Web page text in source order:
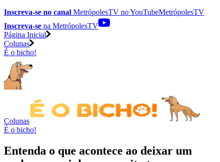
Inscreva-se no canal MetrópolesTV noYouTubeMetrópolesTV
Inscreva-se na MetrópolesTV
Página Inicial
Colunas
É o bicho!
Colunas
É o bicho!
Entenda o que acontece ao deixar um